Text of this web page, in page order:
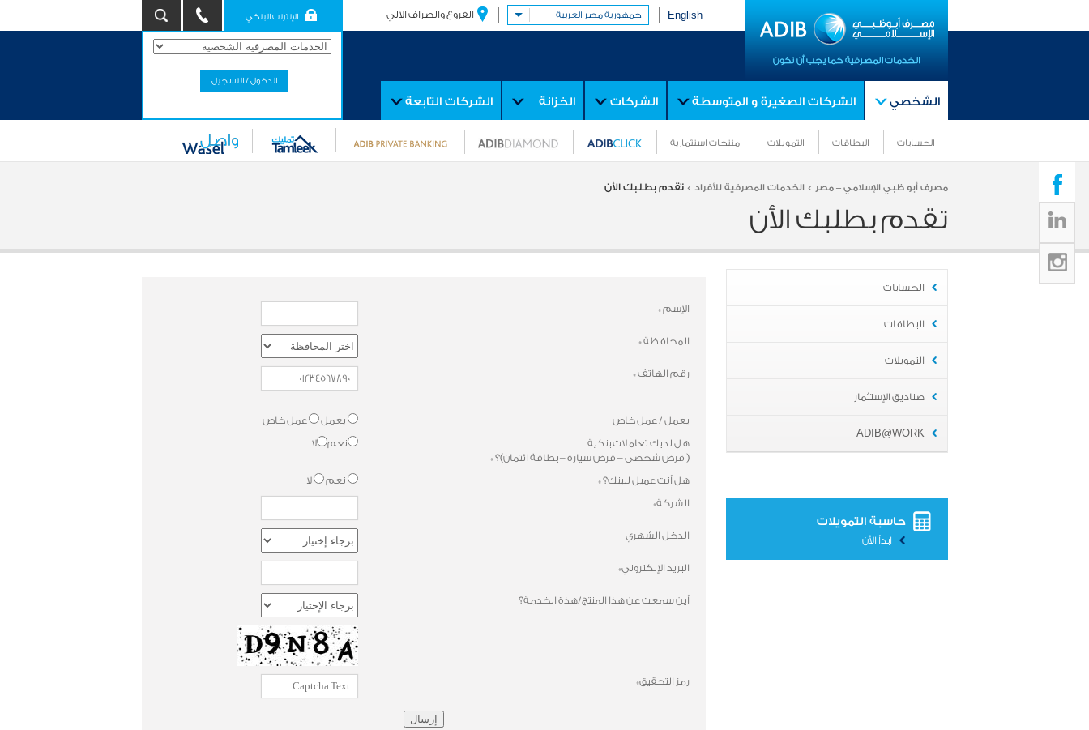
English جمهورية مصر العربية الفروع والصراف الآلي
الشخصي
الحسابات البطاقات التمويلات منتجات استثمارية
الشركات الصغيرة و المتوسطة الشركات الخزانة الشركات التابعة
الإنترنت البنكي
الدخول / التسجيل
مصرف أبو ظبي الإسلامي – مصر > الخدمات المصرفية للأفراد >تقدم بطلبك الأن
تقدم بطلبك الأن
الحسابات
البطاقات
التمويلات
صناديق الإستثمار
ADIB@WORK
حاسبة التمويلات
ابدأ الأن
الإسم*
المحافظة*
رقم الهاتف*
يعمل / عمل خاص يعمل
عمل خاص
هل لديك تعاملات بنكية
( قرض شخصى – قرض سيارة – بطاقة ائتمان)؟*
نعم لا
هل أنت عميل للبنك؟* نعم
لا
الشركة*
الدخل الشهري
البريد الإلكتروني*
أين سمعت عن هذا المنتج/هذة الخدمة؟
رمز التحقيق*